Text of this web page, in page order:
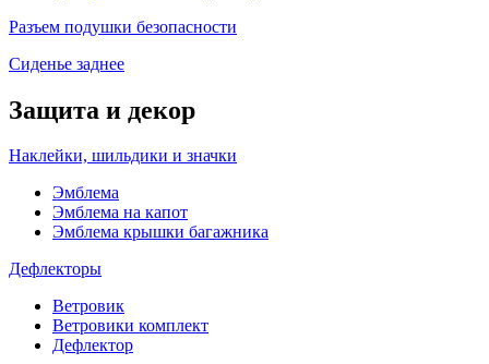
Разъем подушки безопасности
Сиденье заднее
Защита и декор
Наклейки, шильдики и значки
Эмблема
Эмблема на капот
Эмблема крышки багажника
Дефлекторы
Ветровик
Ветровики комплект
Дефлектор